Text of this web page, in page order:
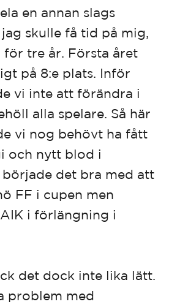
en annan slags
skulle få tid på mig,
för tre år. Första året
på 8:e plats. Inför
vi inte att förändra i
alla spelare. Så här
vi nog behövt ha fått
och nytt blod i
det bra med att
FF i cupen men
i förlängning i
det dock inte lika lätt.
problem med